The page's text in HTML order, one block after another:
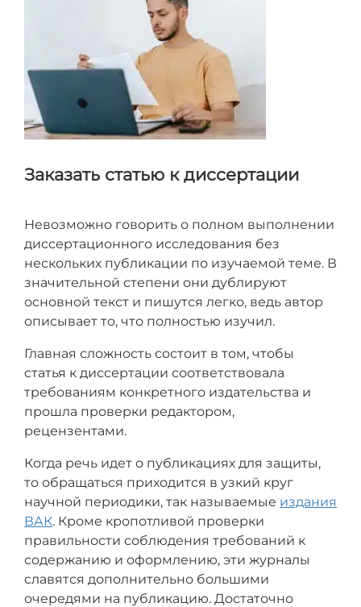
Заказать статью к диссертации
Невозможно говорить о полном выполнении
диссертационного исследования без
нескольких публикации по изучаемой теме. В
значительной степени они дублируют
основной текст и пишутся легко, ведь автор
описывает то, что полностью изучил.
Главная сложность состоит в том, чтобы
статья к диссертации соответствовала
требованиям конкретного издательства и
прошла проверки редактором,
рецензентами.
Когда речь идет о публикациях для защиты,
то обращаться приходится в узкий круг
научной периодики, так называемые издания
ВАК. Кроме кропотливой проверки
правильности соблюдения требований к
содержанию и оформлению, эти журналы
славятся дополнительно большими
очередями на публикацию. Достаточно